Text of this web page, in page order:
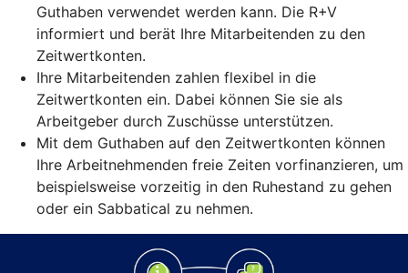
Guthaben verwendet werden kann. Die R+V
informiert und berät Ihre Mitarbeitenden zu den
Zeitwertkonten.
Ihre Mitarbeitenden zahlen flexibel in die
Zeitwertkonten ein. Dabei können Sie sie als
Arbeitgeber durch Zuschüsse unterstützen.
Mit dem Guthaben auf den Zeitwertkonten können
Ihre Arbeitnehmenden freie Zeiten vorfinanzieren, um
beispielsweise vorzeitig in den Ruhestand zu gehen
oder ein Sabbatical zu nehmen.